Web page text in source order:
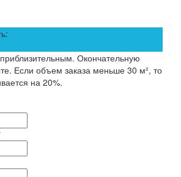
Окончательную
Если объем заказа меньше 30 м², то
на 20%.